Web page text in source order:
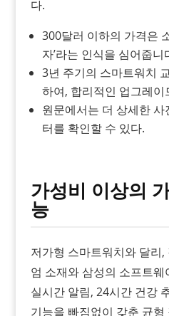
다.
300달러 이하의 가격은
자’라는 인식을 심어줍니
3년 주기의 스마트워치
하여, 합리적인 업그레
원문에서는 더 상세한
터를 확인할 수 있다.
가성비 이상의
능
저가형 스마트워치와 달리
엄 소재와 삼성의 소프트
실시간 알림, 24시간 건강
기능을 빠짐없이 갖춘 균